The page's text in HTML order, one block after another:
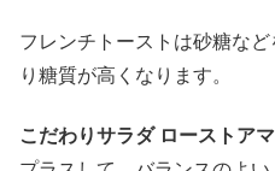
フレンチトーストは砂糖な
り糖質が高くなります。
こだわりサラダ ローストア